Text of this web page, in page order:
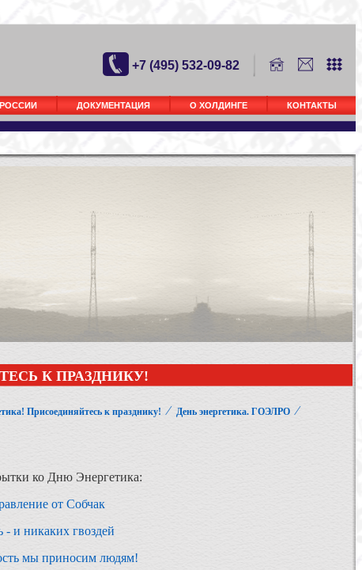
+7 (495) 532-09-82
ДОКУМЕНТАЦИЯ О ХОЛДИНГЕ КОНТАКТЫ
К ПРАЗДНИКУ!
Присоединяйтесь к празднику! ⁄ День энергетика. ГОЭЛРО ⁄
ко Дню Энергетика:
от Собчак
- и никаких гвоздей
мы приносим людям!